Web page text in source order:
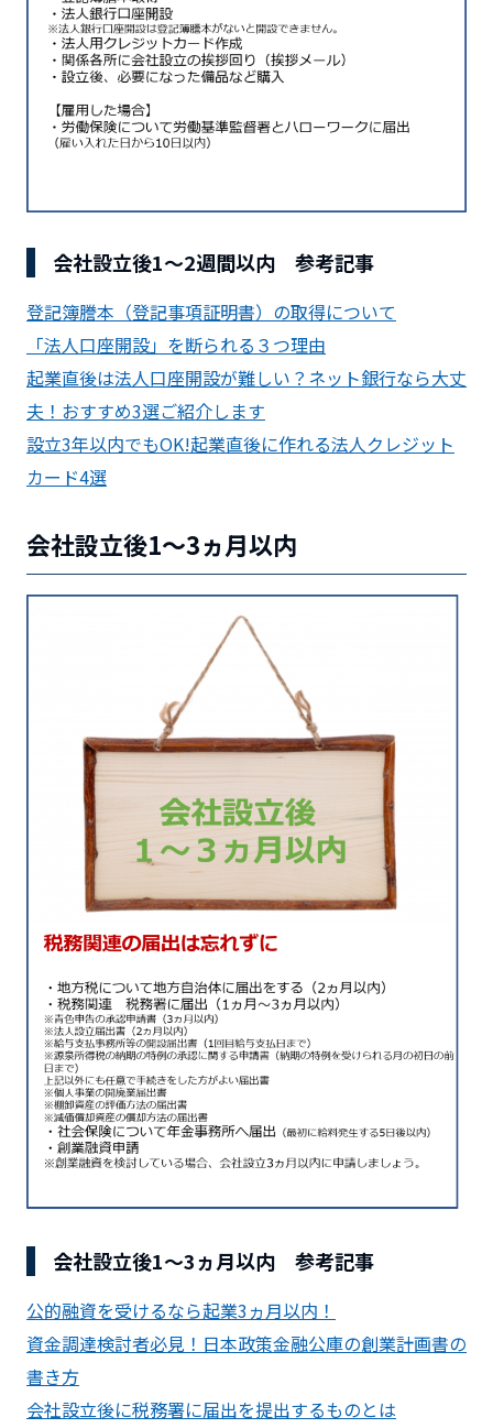
会社設立後1～2週間以内 参考記事
登記簿謄本（登記事項証明書）の取得について
「法人口座開設」を断られる３つ理由
起業直後は法人口座開設が難しい？ネット銀行なら大丈
夫！おすすめ3選ご紹介します
設立3年以内でもOK!起業直後に作れる法人クレジット
カード4選
会社設立後1～3ヵ月以内
会社設立後1～3ヵ月以内 参考記事
公的融資を受けるなら起業3ヵ月以内！
資金調達検討者必見！日本政策金融公庫の創業計画書の
書き方
会社設立後に税務署に届出を提出するものとは